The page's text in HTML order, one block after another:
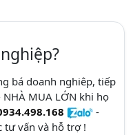
bá doanh nghiêp, tiếp
NHÀ MUA LỚN khi họ
-
tư vấn và hỗ trợ !